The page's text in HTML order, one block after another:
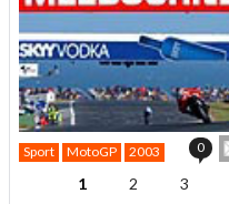
Sport MotoGP 2003 0
Pages1 2 3